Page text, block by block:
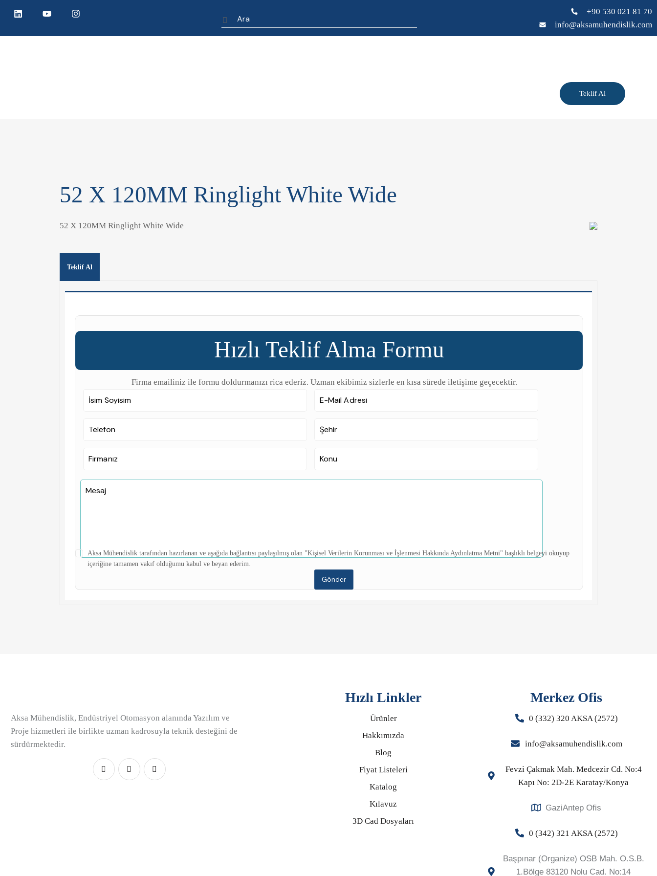
+90 530 021 81 70
info@aksamuhendislik.com
Teklif Al
52 X 120MM Ringlight White Wide
52 X 120MM Ringlight White Wide
Teklif Al
Hızlı Teklif Alma Formu
Firma emailiniz ile formu doldurmanızı rica ederiz. Uzman ekibimiz sizlerle en kısa sürede iletişime geçecektir.
Aksa Mühendislik tarafından hazırlanan ve aşağıda bağlantısı paylaşılmış olan "Kişisel Verilerin Korunması ve İşlenmesi Hakkında Aydınlatma Metni" başlıklı belgeyi okuyup
içeriğine tamamen vakıf olduğumu kabul ve beyan ederim.
Aksa Mühendislik, Endüstriyel Otomasyon alanında Yazılım ve
Proje hizmetleri ile birlikte uzman kadrosuyla teknik desteğini de
sürdürmektedir.
Hızlı Linkler
Ürünler
Hakkımızda
Blog
Fiyat Listeleri
Katalog
Kılavuz
3D Cad Dosyaları
Merkez Ofis
0 (332) 320 AKSA (2572)
info@aksamuhendislik.com
Fevzi Çakmak Mah. Medcezir Cd. No:4
Kapı No: 2D-2E Karatay/Konya
GaziAntep Ofis
0 (342) 321 AKSA (2572)
Başpınar (Organize) OSB Mah. O.S.B.
1.Bölge 83120 Nolu Cad. No:14